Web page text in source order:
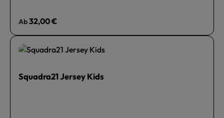
Regulärer Preis:
Ab32,00 €
Squadra21 Jersey Kids